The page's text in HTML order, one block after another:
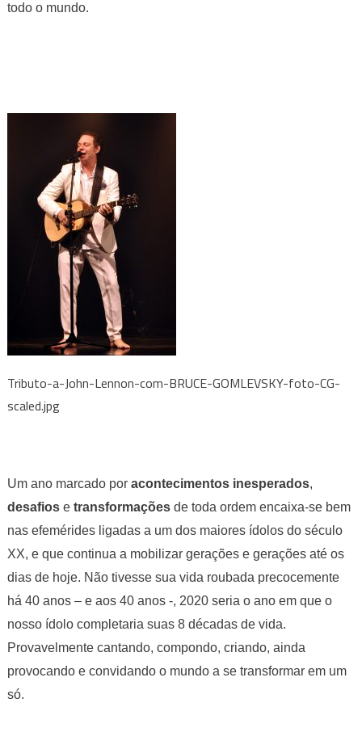
todo o mundo.
Tributo-a-John-Lennon-com-BRUCE-GOMLEVSKY-foto-CG-
scaled.jpg
Um ano marcado por acontecimentos inesperados,
desafiose transformaçõesde toda ordem encaixa-se bem
nas efemérides ligadas a um dos maiores ídolos do século
XX, e que continua a mobilizar gerações e gerações até os
dias de hoje. Não tivesse sua vida roubada precocemente
há 40 anos – e aos 40 anos -, 2020 seria o ano em que o
nosso ídolo completaria suas 8 décadas de vida.
Provavelmente cantando, compondo, criando, ainda
provocando e convidando o mundo a se transformar em um
só.